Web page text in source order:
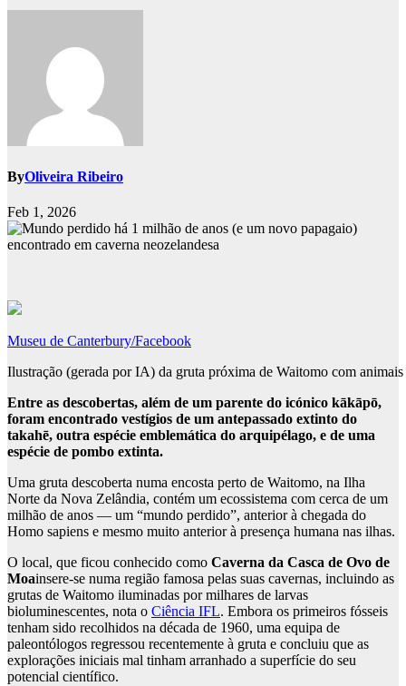
ByOliveira Ribeiro
Feb 1, 2026
Museu de Canterbury/Facebook
Ilustração (gerada por IA) da gruta próxima de Waitomo com
Entre as descobertas, além de um parente do icónico kākāpō,
foram encontrado vestígios de um antepassado extinto do
takahē, outra espécie emblemática do arquipélago, e de uma
espécie de pombo extinta.
Uma gruta descoberta numa encosta perto de Waitomo, na Ilha
Norte da Nova Zelândia, contém um ecossistema com cerca de um
milhão de anos — um “mundo perdido”, anterior à chegada do
Homo sapiens e mesmo muito anterior à presença humana nas ilhas.
O local, que ficou conhecido como Caverna da Casca de Ovo de
Moainsere-se numa região famosa pelas suas cavernas, incluindo as
grutas de Waitomo iluminadas por milhares de larvas
bioluminescentes, nota o Ciência IFL. Embora os primeiros fósseis
tenham sido recolhidos na década de 1960, uma equipa de
paleontólogos regressou recentemente à gruta e concluiu que as
explorações iniciais mal tinham arranhado a superfície do seu
potencial científico.